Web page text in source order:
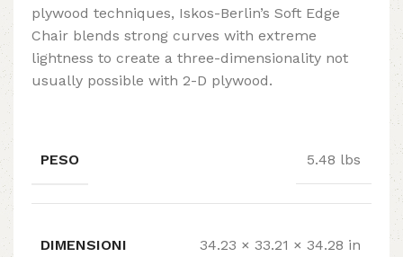
plywood techniques, Iskos-Berlin’s Soft Edge
Chair blends strong curves with extreme
lightness to create a three-dimensionality not
usually possible with 2-D plywood.
PESO 5.48 lbs
DIMENSIONI 34.23 × 33.21 × 34.28 in